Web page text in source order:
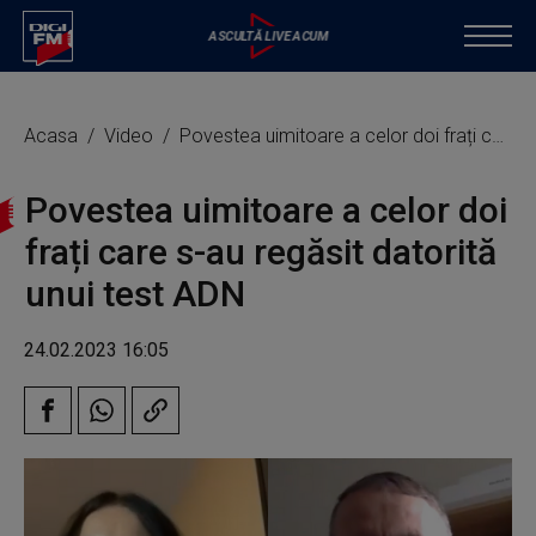
Acasa Video Povestea uimitoare a celor doi frați care s-au regăsit datorită unui test ADN
Povestea uimitoare a celor doi
frați care s-au regăsit datorită
unui test ADN
24.02.2023 16:05